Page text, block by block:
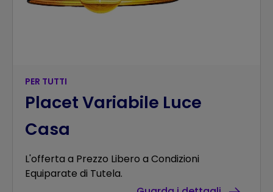
PER TUTTI
Placet Variabile Luce
Casa
L'offerta a Prezzo Libero a Condizioni
Equiparate di Tutela.